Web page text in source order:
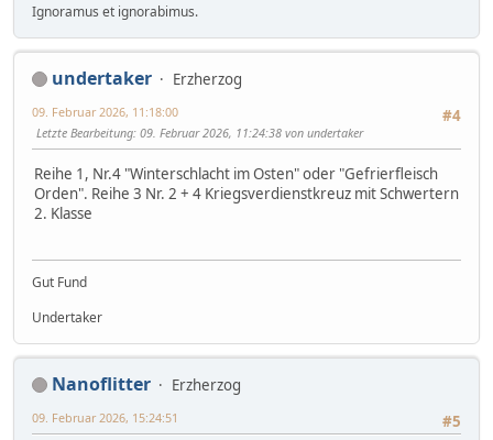
Ignoramus et ignorabimus.
undertaker
Erzherzog
#4
09. Februar 2026, 11:18:00
Letzte Bearbeitung: 09. Februar 2026, 11:24:38 von undertaker
Reihe 1, Nr.4 "Winterschlacht im Osten" oder "Gefrierfleisch
Orden". Reihe 3 Nr. 2 + 4 Kriegsverdienstkreuz mit Schwertern
2. Klasse
Gut Fund
Undertaker
Nanoflitter
Erzherzog
#5
09. Februar 2026, 15:24:51